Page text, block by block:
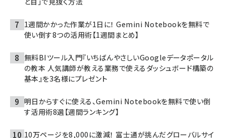
1週間かかった作業が1日に！ Gemini Notebookを無料で
使い倒す8つの活用術【1週間まとめ】
無料BIツール入門『いちばんやさしいGoogleデータポータル
の教本 人気講師が教える業務で使えるダッシュボード構築の
基本』を3名様にプレゼント
明日からすぐに使える、Gemini Notebookを無料で使い倒
す活用術8選【週間ランキング】
10万ページを8,000に激減！ 富士通が挑んだグローバルサイ